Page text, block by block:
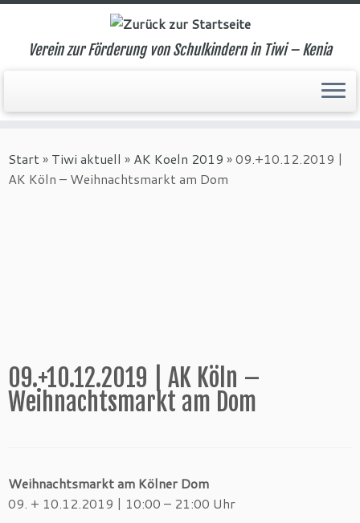
Inhalt
springen
Verein zur Förderung von Schulkindern in Tiwi – Kenia
Start» Tiwi aktuell » AK Koeln 2019 »09.+10.12.2019 |
AK Köln – Weihnachtsmarkt am Dom
09.+10.12.2019 | AK Köln –
Weihnachtsmarkt am Dom
Weihnachtsmarkt am Kölner Dom
09. + 10.12.2019 | 10:00 – 21:00 Uhr